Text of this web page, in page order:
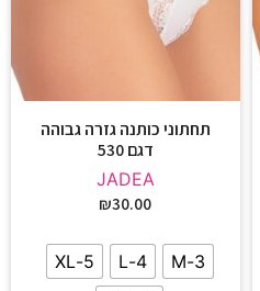
תחתוני כותנה גזרה גבוהה
דגם 530
JADEA
₪30.00
3-M
4-L
5-XL